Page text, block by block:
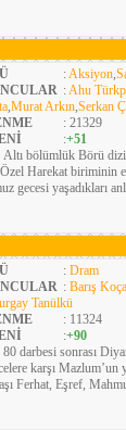
:Aksiyon,
:Ahu
,Murat Arkın,Serkan
: 21329
:+51
Altı bölümlük Börü
Harekat biriminin
gecesi yaşadıkları
: Dram
: Barış
Tanülkü
: 11324
:+90
80 darbesi sonrası
karşı Mazlum’un
Ferhat, Eşref,